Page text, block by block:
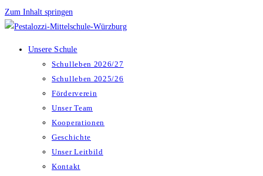
Zum Inhalt springen
Unsere Schule
Schulleben 2026/27
Schulleben 2025/26
Förderverein
Unser Team
Kooperationen
Geschichte
Unser Leitbild
Kontakt